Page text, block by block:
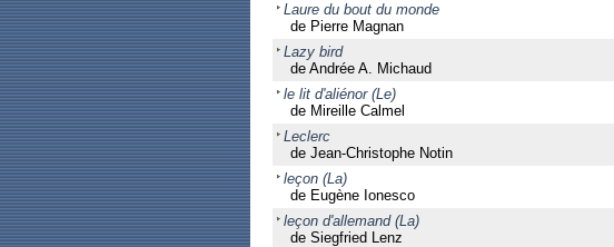
Laure du bout du monde
de Pierre Magnan
Lazy bird
de Andrée A. Michaud
le lit d'aliénor (Le)
de Mireille Calmel
Leclerc
de Jean-Christophe Notin
leçon (La)
de Eugène Ionesco
leçon d'allemand (La)
de Siegfried Lenz